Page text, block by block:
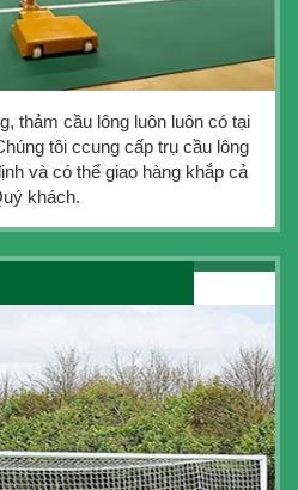
thảm cầu lông luôn luôn có tại
tôi ccung cấp trụ cầu lông
và có thể giao hàng khắp cả
khách.